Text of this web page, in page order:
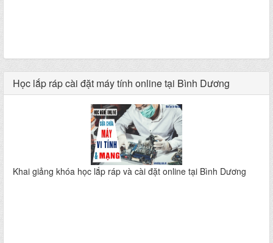
Học lắp ráp cài đặt máy tính online tại Bình Dương
Khai giảng khóa học lắp ráp và cài đặt online tại Bình Dương